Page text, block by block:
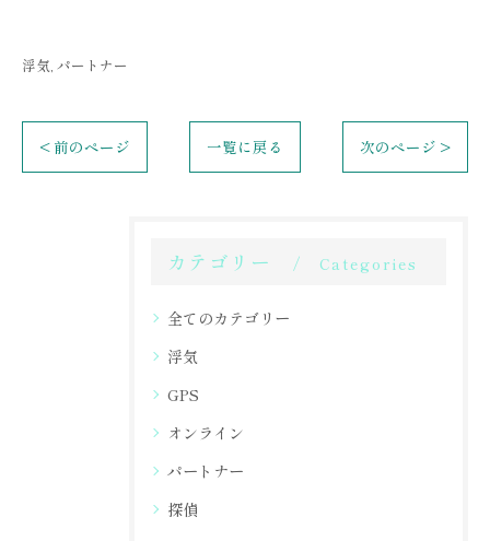
浮気 パートナー
< 前のページ 一覧に戻る 次のページ >
カテゴリー Categories
全てのカテゴリー
浮気
GPS
オンライン
パートナー
探偵